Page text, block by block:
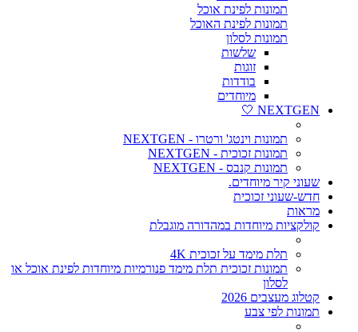
תמונות לפינת אוכל
תמונות לפינת האוכל
תמונות לסלון
שלשות
זוגות
בודדות
מיוחדים
NEXTGEN 🤍
תמונות וינטג' ורטרו - NEXTGEN
תמונות זכוכית - NEXTGEN
תמונות קנבס - NEXTGEN
שעוני קיר מיוחדים.
חדש-שעוני זכוכית
מראות
קולקציות מיוחדות במהדורה מוגבלת
תלת מימד על זכוכית 4K
תמונות זכוכית תלת מימד פנורמיות מיוחדות לפינת אוכל או
לסלון
קטלוג מעצבים 2026
תמונות לפי צבע